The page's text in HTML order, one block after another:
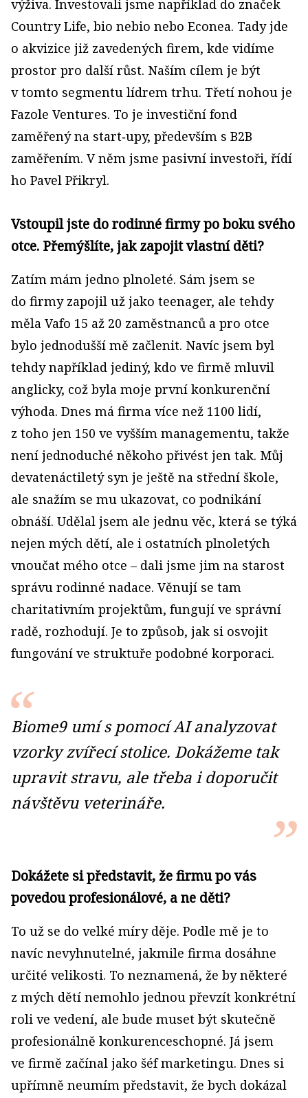
výživa. Investovali jsme například do značek
Country Life, bio nebio nebo Econea. Tady jde
o akvizice již zavedených firem, kde vidíme
prostor pro další růst. Naším cílem je být
v tomto segmentu lídrem trhu. Třetí nohou je
Fazole Ventures. To je investiční fond
zaměřený na start‑upy, především s B2B
zaměřením. V něm jsme pasivní investoři, řídí
ho Pavel Přikryl.
Vstoupil jste do rodinné firmy po boku svého
otce. Přemýšlíte, jak zapojit vlastní děti?
Zatím mám jedno plnoleté. Sám jsem se
do firmy zapojil už jako teenager, ale tehdy
měla Vafo 15 až 20 zaměstnanců a pro otce
bylo jednodušší mě začlenit. Navíc jsem byl
tehdy například jediný, kdo ve firmě mluvil
anglicky, což byla moje první konkurenční
výhoda. Dnes má firma více než 1100 lidí,
z toho jen 150 ve vyšším managementu, takže
není jednoduché někoho přivést jen tak. Můj
devatenáctiletý syn je ještě na střední škole,
ale snažím se mu ukazovat, co podnikání
obnáší. Udělal jsem ale jednu věc, která se týká
nejen mých dětí, ale i ostatních plnoletých
vnoučat mého otce – dali jsme jim na starost
správu rodinné nadace. Věnují se tam
charitativním projektům, fungují ve správní
radě, rozhodují. Je to způsob, jak si osvojit
fungování ve struktuře podobné korporaci.
Biome9 umí s pomocí AI analyzovat
vzorky zvířecí stolice. Dokážeme tak
upravit stravu, ale třeba i doporučit
návštěvu veterináře.
Dokážete si představit, že firmu po vás
povedou profesionálové, a ne děti?
To už se do velké míry děje. Podle mě je to
navíc nevyhnutelné, jakmile firma dosáhne
určité velikosti. To neznamená, že by některé
z mých dětí nemohlo jednou převzít konkrétní
roli ve vedení, ale bude muset být skutečně
profesionálně konkurenceschopné. Já jsem
ve firmě začínal jako šéf marketingu. Dnes si
upřímně neumím představit, že bych dokázal